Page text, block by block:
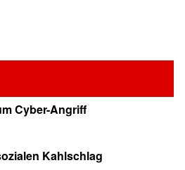
Cyber-Angriff
Kahlschlag